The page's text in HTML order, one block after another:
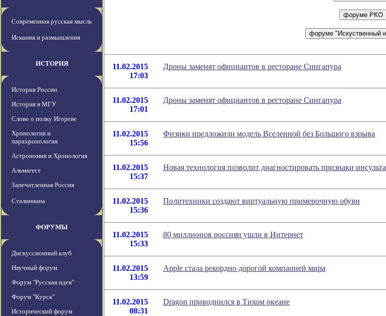
Современная русская мысль
Искания и размышления
ИСТОРИЯ
История России
История в МГУ
Слово о полку Игореве
Хронология и
парахронология
Астрономия и Хронология
Альмагест
Запечатленная Россия
Сталиниана
ФОРУМЫ
Дискуссионный клуб
Научный форум
Форум "Русская идея"
Форум "Курск"
Исторический форум
11.02.2015
17:03
Дроны заменят официантов в ресторане Сингапура
11.02.2015
17:01
Дроны заменят официантов в ресторане Сингапура
11.02.2015
15:56
Физики предложили модель Вселенной без Большого взрыва
11.02.2015
15:37
Новая технология позволит диагностировать признаки инсульта
11.02.2015
15:36
Политехники создают виртуальную примерочную обуви
11.02.2015
15:33
80 миллионов россиян ушли в Интернет
11.02.2015
13:59
Apple стала рекордно дорогой компанией мира
11.02.2015
08:31
Dragon приводнился в Тихом океане